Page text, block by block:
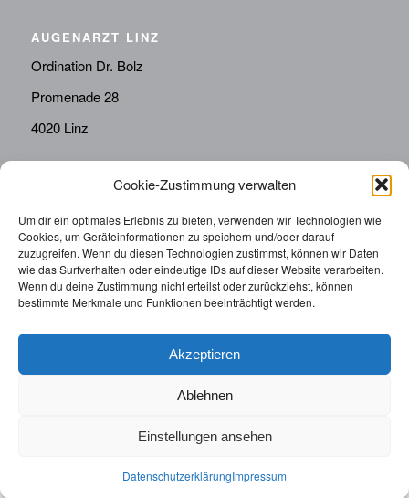
Cookie-Zustimmung verwalten
Um dir ein optimales Erlebnis zu bieten, verwenden wir Technologien wie
Cookies, um Geräteinformationen zu speichern und/oder darauf
zuzugreifen. Wenn du diesen Technologien zustimmst, können wir Daten
wie das Surfverhalten oder eindeutige IDs auf dieser Website verarbeiten.
Wenn du deine Zustimmung nicht erteilst oder zurückziehst, können
bestimmte Merkmale und Funktionen beeinträchtigt werden.
Akzeptieren
Ablehnen
Einstellungen ansehen
DatenschutzerklärungImpressum
AUGENARZT LINZ
Ordination Dr. Bolz
Promenade 28
4020 Linz
Telefon:
0676814287655
sekretariat@drbolz.at
ORDINATIONSZEITEN
Telefonische Terminvereinbarung: Montag – Freitag von
© 2025 | Augenarzt Dr. Bolz |Impressum